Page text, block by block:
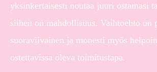
yksinkertaisesti noutaa juuri ostamasi
siihen on mahdollisuus. Vaihtoehto on
suoraviivainen ja monesti myös
ostettavissa oleva toimitustapa.